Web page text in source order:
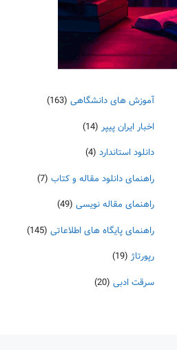
آموزش های دانشگاهی (163)
اخبار ایران پیپر (14)
دانلود استاندارد (4)
راهنمای دانلود مقاله و کتاب (7)
راهنمای مقاله نویسی (49)
راهنمای پایگاه های اطلاعاتی (145)
رپورتاژ (19)
سرقت ادبی (20)